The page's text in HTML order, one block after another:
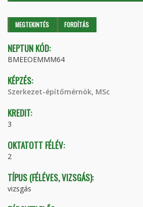
Elsődleges fülek
MEGTEKINTÉS (AKTÍVFORDÍTÁS
NEPTUN KÓD:
BMEEOEMMM64
KÉPZÉS:
Szerkezet-építőmérnök, MSc
KREDIT:
3
OKTATOTT FÉLÉV:
2
TÍPUS (FÉLÉVES, VIZSGÁS):
vizsgás